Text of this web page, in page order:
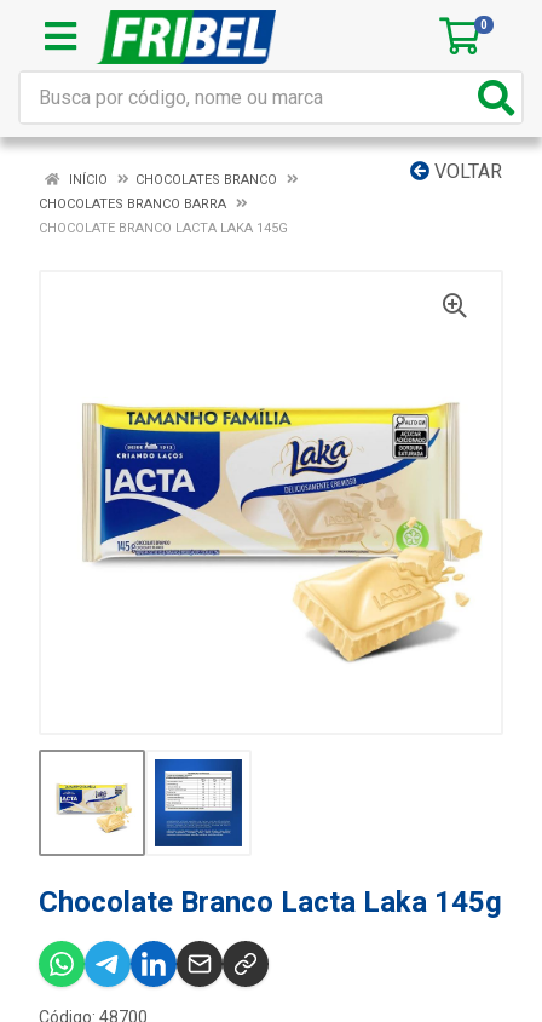
0
VOLTAR
INÍCIO
CHOCOLATES BRANCO
CHOCOLATES BRANCO BARRA
CHOCOLATE BRANCO LACTA LAKA 145G
Chocolate Branco Lacta Laka 145g
Código: 48700